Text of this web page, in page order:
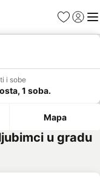
FavoritiPrijavi
i sobe
1 soba.
Mapa
u gradu